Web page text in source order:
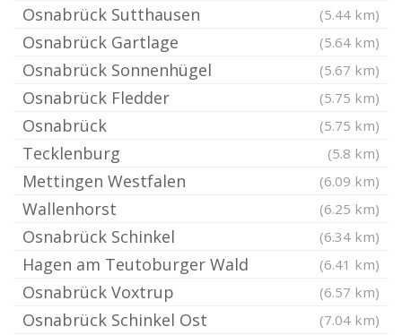
Osnabrück Sutthausen (5.44 km)
Osnabrück Gartlage (5.64 km)
Osnabrück Sonnenhügel (5.67 km)
Osnabrück Fledder (5.75 km)
Osnabrück (5.75 km)
Tecklenburg (5.8 km)
Mettingen Westfalen (6.09 km)
Wallenhorst (6.25 km)
Osnabrück Schinkel (6.34 km)
Hagen am Teutoburger Wald (6.41 km)
Osnabrück Voxtrup (6.57 km)
Osnabrück Schinkel Ost (7.04 km)